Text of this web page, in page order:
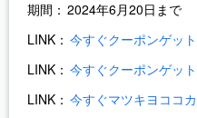
期間： 2024年6月20日まで
LINK： 今すぐクーポンゲッ
LINK： 今すぐクーポンゲッ
LINK： 今すぐマツキヨココ